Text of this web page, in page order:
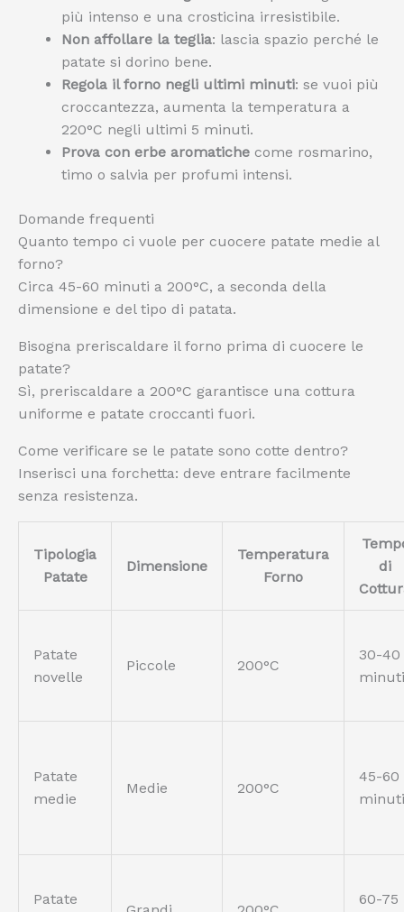
più intenso e una crosticina irresistibile.
Non affollare la teglia: lascia spazio perché le
patate si dorino bene.
Regola il forno negli ultimi minuti: se vuoi più
croccantezza, aumenta la temperatura a
220°C negli ultimi 5 minuti.
Prova con erbe aromatiche come rosmarino,
timo o salvia per profumi intensi.
Domande frequenti
Quanto tempo ci vuole per cuocere patate medie al
forno?
Circa 45-60 minuti a 200°C, a seconda della
dimensione e del tipo di patata.
Bisogna preriscaldare il forno prima di cuocere le
patate?
Sì, preriscaldare a 200°C garantisce una cottura
uniforme e patate croccanti fuori.
Come verificare se le patate sono cotte dentro?
Inserisci una forchetta: deve entrare facilmente
senza resistenza.
Tipologia
Patate
Dimensione
Temperatura
Forno
di
Patate
novelle
Piccole 200°C
30-40
minuti
Patate
medie
Medie 200°C
45-60
minuti
Patate 60-75